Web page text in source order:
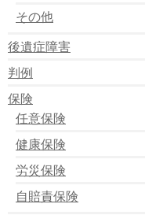
その他
後遺症障害
判例
保険
任意保険
健康保険
労災保険
自賠責保険